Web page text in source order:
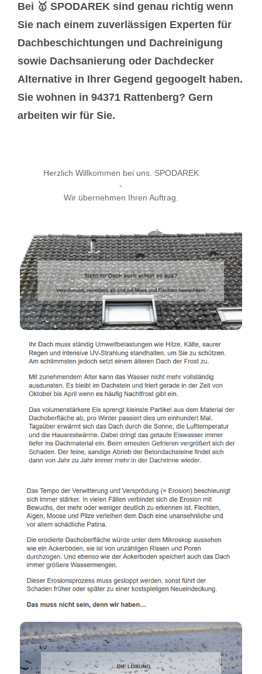
Bei 🥇 SPODAREK sind genau richtig wenn
Sie nach einem zuverlässigen Experten für
Dachbeschichtungen und Dachreinigung
sowie Dachsanierung oder Dachdecker
Alternative in Ihrer Gegend gegoogelt haben.
Sie wohnen in 94371 Rattenberg? Gern
arbeiten wir für Sie.
Herzlich Willkommen bei uns. SPODAREK
-
Wir übernehmen Ihren Auftrag.